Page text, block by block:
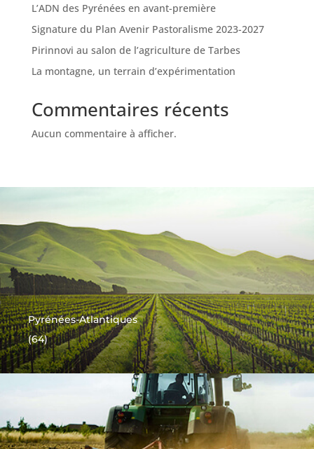
L’ADN des Pyrénées en avant-première
Signature du Plan Avenir Pastoralisme 2023-2027
Pirinnovi au salon de l’agriculture de Tarbes
La montagne, un terrain d’expérimentation
Commentaires récents
Aucun commentaire à afficher.
Pyrénées-Atlantiques
(64)